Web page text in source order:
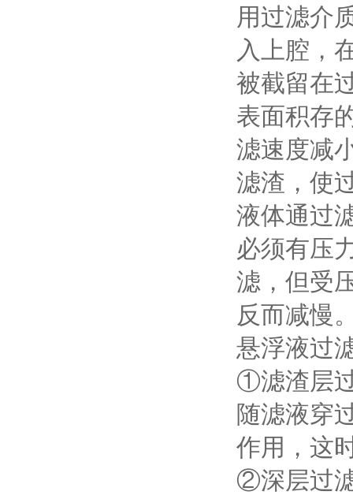
用过滤介
入上腔，
被截留在
表面积存
滤速度减
滤渣，使
液体通过
必须有压
滤，但受
反而减慢
悬浮液过
①滤渣层
随滤液穿
作用，这
②深层过